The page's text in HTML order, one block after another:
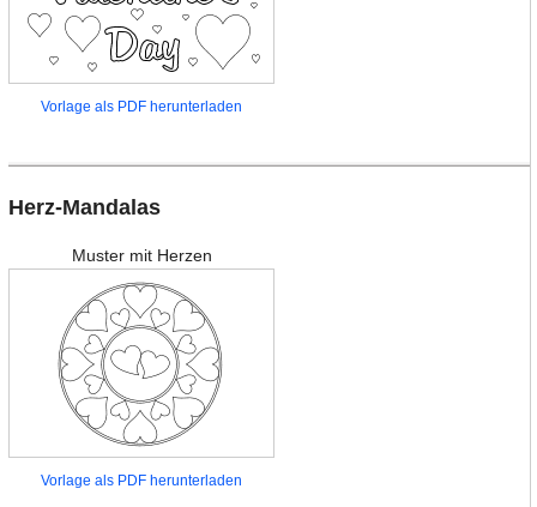
Vorlage als PDF herunterladen
Herz-Mandalas
Muster mit Herzen
Vorlage als PDF herunterladen